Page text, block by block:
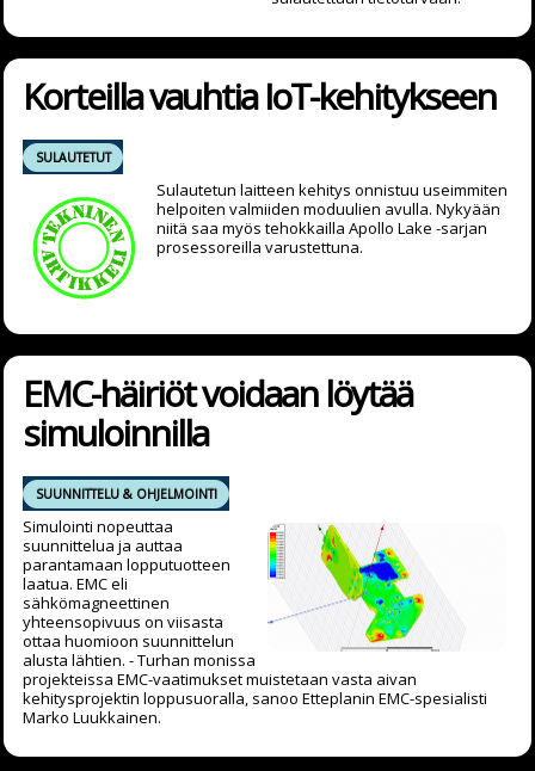
Korteilla vauhtia IoT-kehitykseen
SULAUTETUT
Sulautetun laitteen kehitys onnistuu useimmiten
helpoiten valmiiden moduulien avulla. Nykyään
niitä saa myös tehokkailla Apollo Lake -sarjan
prosessoreilla varustettuna.
EMC-häiriöt voidaan löytää
simuloinnilla
SUUNNITTELU & OHJELMOINTI
Simulointi nopeuttaa
suunnittelua ja auttaa
parantamaan lopputuotteen
laatua. EMC eli
sähkömagneettinen
yhteensopivuus on viisasta
ottaa huomioon suunnittelun
alusta lähtien. - Turhan monissa
projekteissa EMC-vaatimukset muistetaan vasta aivan
kehitysprojektin loppusuoralla, sanoo Etteplanin EMC-spesialisti
Marko Luukkainen.